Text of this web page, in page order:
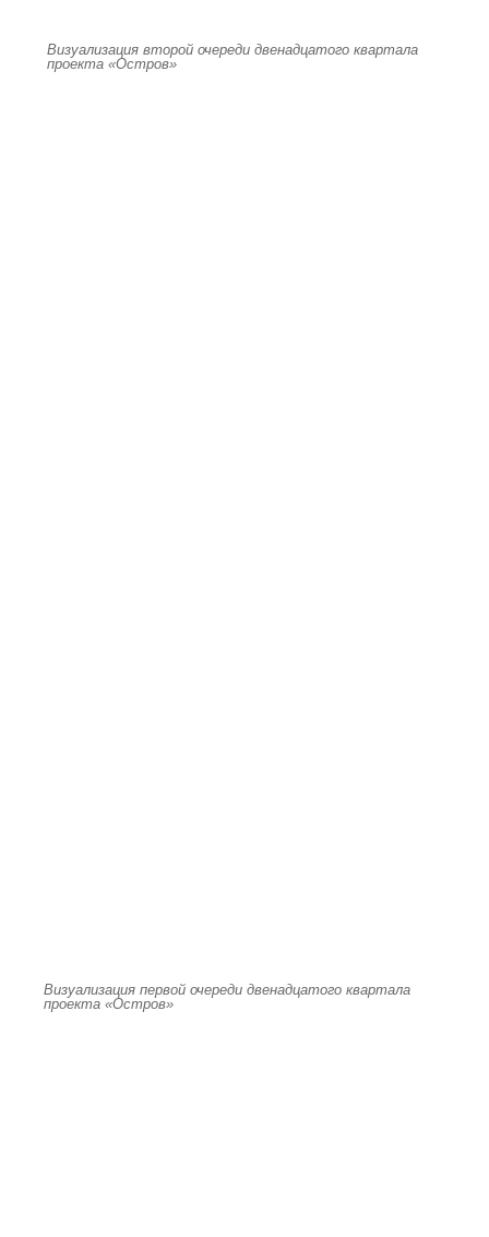
Визуализация второй очереди двенадцатого квартала
проекта «Остров»
Визуализация первой очереди двенадцатого квартала
проекта «Остров»